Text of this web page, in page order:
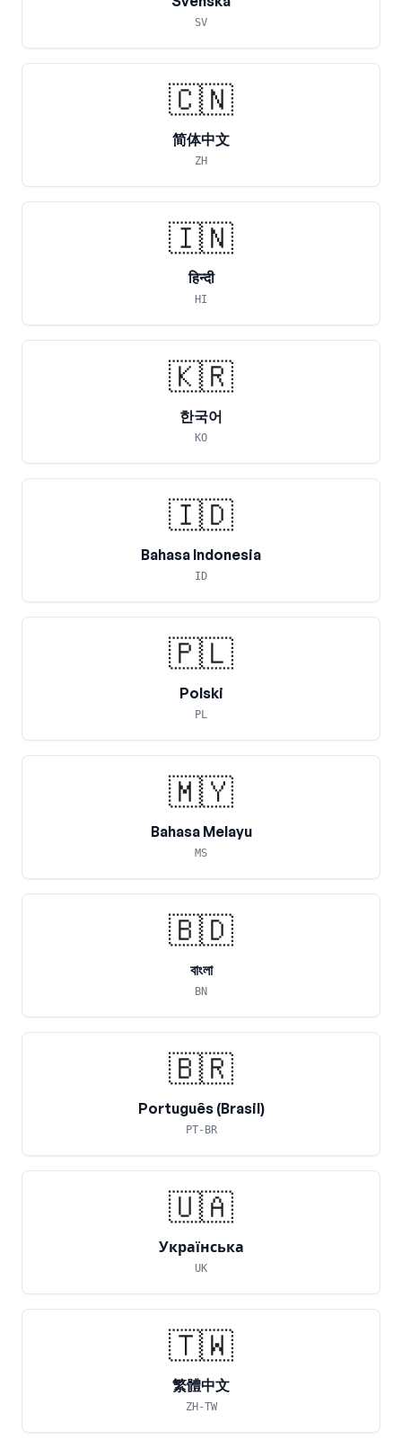
SV
🇨🇳
简体中文
ZH
🇮🇳
हिन्दी
HI
🇰🇷
한국어
KO
🇮🇩
Bahasa Indonesia
ID
🇵🇱
Polski
PL
🇲🇾
Bahasa Melayu
MS
🇧🇩
বাংলা
BN
🇧🇷
Português (Brasil)
PT-BR
🇺🇦
Українська
UK
🇹🇼
繁體中文
ZH-TW